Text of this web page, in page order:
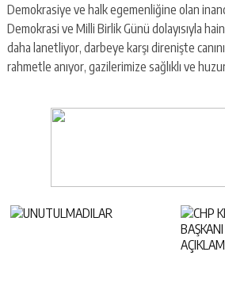
Demokrasiye ve halk egemenliğine olan
Demokrasi ve Milli Birlik Günü dolayısıyla
daha lanetliyor, darbeye karşı direnişte
rahmetle anıyor, gazilerimize sağlıklı ve